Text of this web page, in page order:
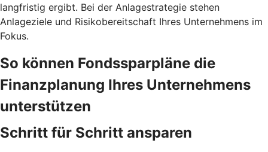
langfristig ergibt. Bei der Anlagestrategie stehen
Anlageziele und Risikobereitschaft Ihres Unternehmens im
Fokus.
So können Fondssparpläne die
Finanzplanung Ihres Unternehmens
unterstützen
Schritt für Schritt ansparen